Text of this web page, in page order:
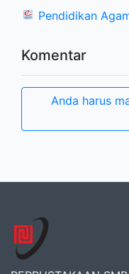
Pendidikan
Komentar
Anda harus